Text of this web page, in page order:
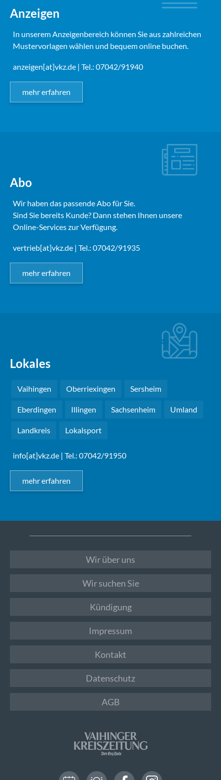
Anzeigen
In unserem Anzeigenbereich können Sie aus zahlreichen
Mustervorlagen wählen und bequem online buchen.
anzeigen[at]vkz.de | Tel.: 07042/91940
mehr erfahren
Abo
Wir haben das passende Abo für Sie.
Sind Sie bereits Kunde? Dann stehen Ihnen unsere
Online-Services zur Verfügung.
vertrieb[at]vkz.de | Tel.: 07042/91935
mehr erfahren
Lokales
Vaihingen Oberriexingen Sersheim
Eberdingen Illingen Sachsenheim Umland
Landkreis Lokalsport
info[at]vkz.de | Tel.: 07042/91950
mehr erfahren
Wir über uns
Wir suchen Sie
Kündigung
Impressum
Kontakt
Datenschutz
AGB